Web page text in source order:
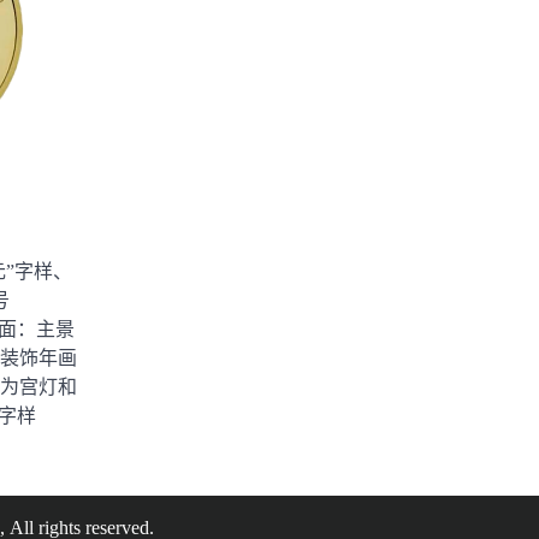
字样、
：主景
饰年画
宫灯和
样
, All rights reserved.